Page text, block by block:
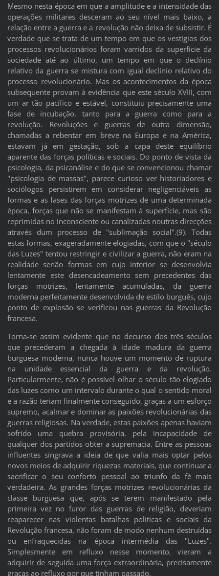
Mesmo nesta época em que a amplitude e a intensidade das
operações militares desceram ao seu nível mais baixo, a
relação entre a guerra e a revolução não deixa de subsistir. É
verdade que se trata de um tempo em que os vestígios dos
processos revolucionários foram varridos da superfície da
sociedade até ao último, um tempo em que o declínio
relativo da guerra se mistura com igual declínio relativo do
processo revolucionário. Mas os acontecimentos da época
subsequente provam à evidência que este século XVIII, com
um ar tão pacífico e estável, constituiu precisamente uma
fase de incubação, tanto para a guerra como para a
revolução. Revoluções e guerras de outra dimensão,
chamadas a rebentar em breve na Europa e na América,
estavam já em gestação, sob a capa deste equilíbrio
aparente das forças políticas e sociais. Do ponto de vista da
psicologia, da psicanálise e do que se convencionou chamar
"psicologia de massas", parece curioso ver historiadores e
sociólogos persistirem em considerar negligenciáveis as
formas e as fases das forças motrizes de uma determinada
época, forças que não se manifestam à superfície, mas são
reprimidas no inconsciente ou canalizadas noutras direcções
através dum processo de "sublimação social".(9). Todas
estas formas, exageradamente elogiadas, com que o "século
das Luzes" tentou restringir e civilizar a guerra, não eram na
realidade senão formas em cujo interior se desenvolvia
lentamente este desencadeamento sem precedentes das
forças motrizes, lentamente acumuladas, da guerra
moderna perfeitamente desenvolvida de estilo burguês, cujo
ponto de explosão se verificou nas guerras da Revolução
francesa.
Torna-se assim evidente que no decurso dos três séculos
que precederam a chegada à idade madura da guerra
burguesa moderna, nunca houve um momento de ruptura
na unidade essencial da guerra e da revolução.
Particularmente, não é possível olhar o século tão elogiado
das luzes como um intervalo durante o qual o sentido moral
e a razão teriam finalmente conseguido, graças a um esforço
supremo, acalmar e dominar as paixões revolucionárias das
guerras religiosas. Na verdade, estas paixões apenas haviam
sofrido uma quebra provisória, pela incapacidade de
qualquer dos partidos obter a supremacia. Entre as pessoas
influentes singrava a ideia de que valia mais optar pelos
novos meios de adquirir riquezas materiais, que continuar a
sacrificar o seu conforto pessoal ao triunfo da fé mais
verdadeira. As grandes forças motrizes revolucionárias da
classe burguesa que, após se terem manifestado pela
primeira vez no furor das guerras de religião, deveriam
reaparecer nas violentas batalhas políticas e sociais da
Revolução francesa, não foram de modo nenhum destruídas
ou enfraquecidas na época intermédia das "Luzes".
Simplesmente em refluxo nesse momento, vieram a
adquirir de seguida uma força extraordinária, precisamente
graças ao refluxo por que tinham passado.